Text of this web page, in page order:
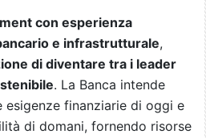
con esperienza
e infrastrutturale,
di diventare tra i leader
. La Banca intende
finanziarie di oggi e
di domani, fornendo risorse